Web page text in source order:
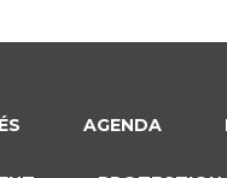
AGENDA